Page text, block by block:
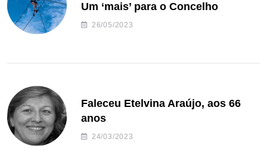
Um ‘mais’ para o Concelho
26/05/2023
Faleceu Etelvina Araújo, aos 66
anos
24/03/2023